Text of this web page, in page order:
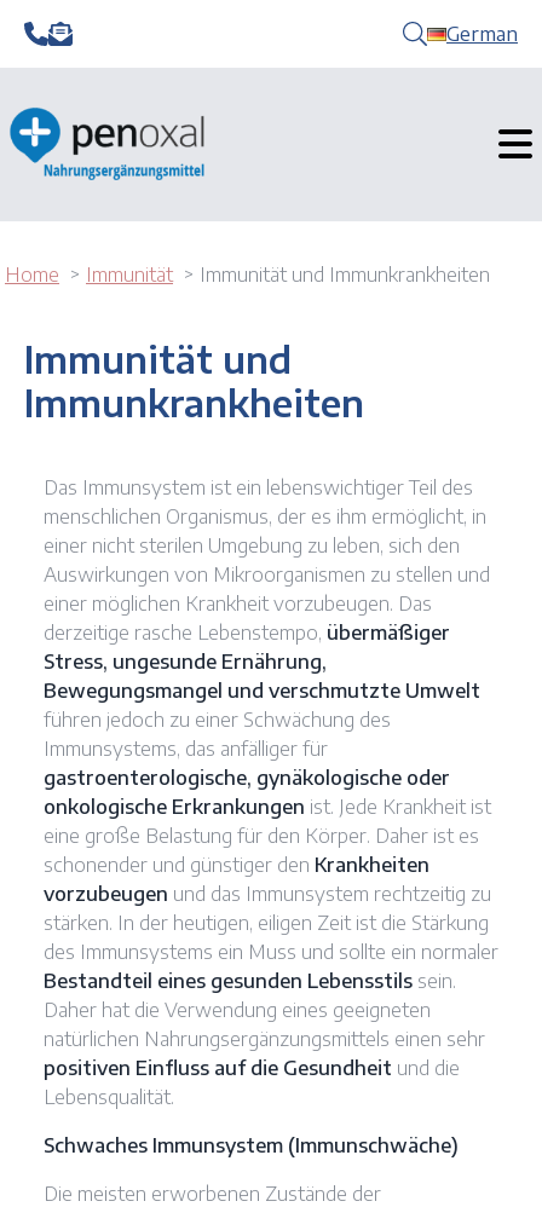
German
Home Immunität Immunität und Immunkrankheiten
Immunität und
Immunkrankheiten
Das Immunsystem ist ein lebenswichtiger Teil des
menschlichen Organismus, der es ihm ermöglicht, in
einer nicht sterilen Umgebung zu leben, sich den
Auswirkungen von Mikroorganismen zu stellen und
einer möglichen Krankheit vorzubeugen. Das
derzeitige rasche Lebenstempo, übermäßiger
Stress, ungesunde Ernährung,
Bewegungsmangel und verschmutzte Umwelt
führen jedoch zu einer Schwächung des
Immunsystems, das anfälliger für
gastroenterologische, gynäkologische oder
onkologische Erkrankungen ist. Jede Krankheit ist
eine große Belastung für den Körper. Daher ist es
schonender und günstiger den Krankheiten
vorzubeugen und das Immunsystem rechtzeitig zu
stärken. In der heutigen, eiligen Zeit ist die Stärkung
des Immunsystems ein Muss und sollte ein normaler
Bestandteil eines gesunden Lebensstils sein.
Daher hat die Verwendung eines geeigneten
natürlichen Nahrungsergänzungsmittels einen sehr
positiven Einfluss auf die Gesundheit und die
Lebensqualität.
Schwaches Immunsystem (Immunschwäche)
Die meisten erworbenen Zustände der